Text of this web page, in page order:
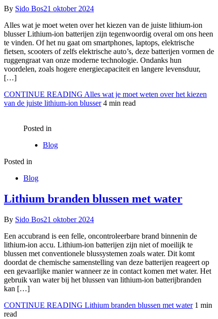
By Sido Bos21 oktober 2024
Alles wat je moet weten over het kiezen van de juiste lithium-ion
blusser Lithium-ion batterijen zijn tegenwoordig overal om ons heen
te vinden. Of het nu gaat om smartphones, laptops, elektrische
fietsen, scooters of zelfs elektrische auto’s, deze batterijen vormen de
ruggengraat van onze moderne technologie. Ondanks hun
voordelen, zoals hogere energiecapaciteit en langere levensduur,
[…]
CONTINUE READING Alles wat je moet weten over het kiezen
van de juiste lithium-ion blusser 4 min read
Posted in
Blog
Posted in
Blog
Lithium branden blussen met water
By Sido Bos21 oktober 2024
Een accubrand is een felle, oncontroleerbare brand binnenin de
lithium-ion accu. Lithium-ion batterijen zijn niet of moeilijk te
blussen met conventionele blussystemen zoals water. Dit komt
doordat de chemische samenstelling van deze batterijen reageert op
een gevaarlijke manier wanneer ze in contact komen met water. Het
gebruik van water bij het blussen van lithium-ion batterijbranden
kan […]
CONTINUE READING Lithium branden blussen met water 1 min
read